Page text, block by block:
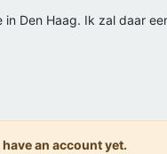
Den Haag. Ik zal daar
an account yet.